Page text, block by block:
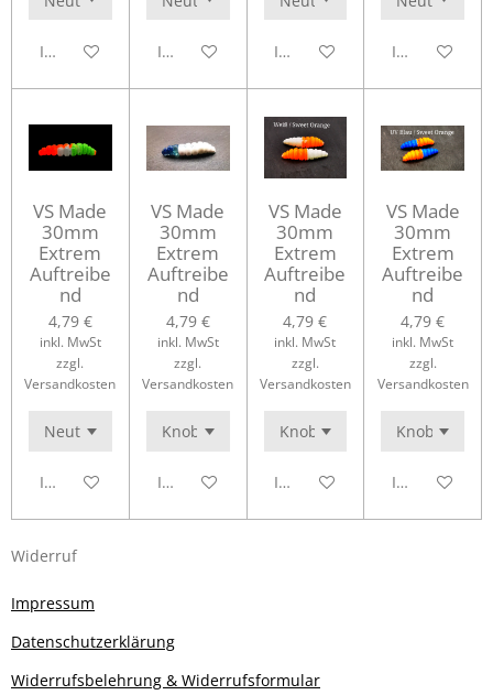
In den WarenkorbIn den WarenkorbIn den WarenkorbIn den
VS Made
30mm
Extrem
Auftreibe
nd
4,79 €
inkl. MwSt
zzgl.
Versandkosten
In den Warenkorb
VS Made
30mm
Extrem
Auftreibe
nd
4,79 €
inkl. MwSt
zzgl.
Versandkosten
In den Warenkorb
VS Made
30mm
Extrem
Auftreibe
nd
4,79 €
inkl. MwSt
zzgl.
Versandkosten
In den Warenkorb
VS Made
30mm
Extrem
Auftreibe
nd
4,79 €
inkl. MwSt
zzgl.
Versandkosten
In den
Widerruf
Impressum
Datenschutzerklärung
Widerrufsbelehrung & Widerrufsformular